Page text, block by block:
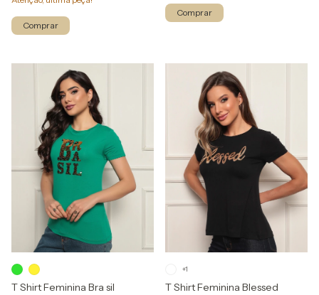
Comprar
Comprar
T Shirt Feminina Bra sil T Shirt Feminina Blessed
+1